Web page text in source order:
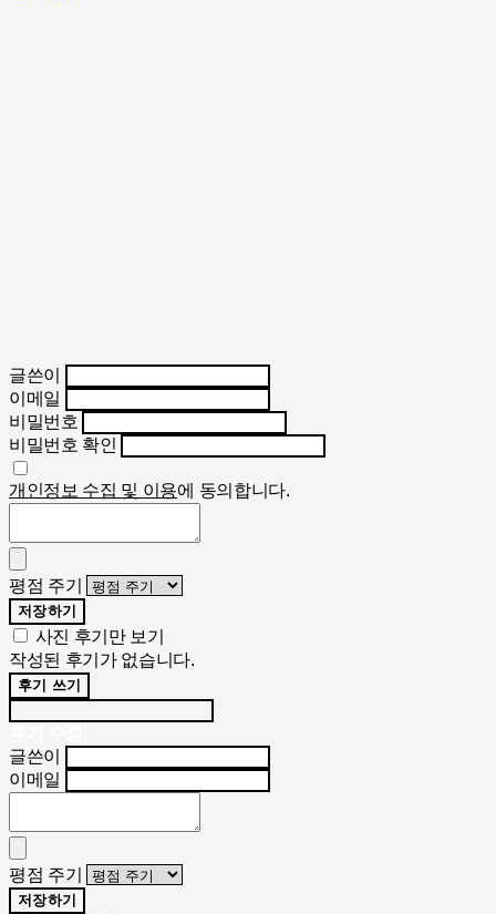
글쓴이
이메일
비밀번호
비밀번호 확인
개인정보 수집 및 이용에 동의합니다.
평점 주기
저장하기
사진 후기만 보기
작성된 후기가 없습니다.
후기 쓰기
글쓴이
이메일
평점 주기
저장하기